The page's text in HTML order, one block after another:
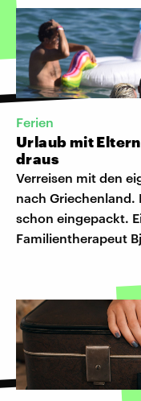
Ferien
Urlaub mit
draus
Verreisen mit den
nach
schon eingepackt.
Familientherapeut